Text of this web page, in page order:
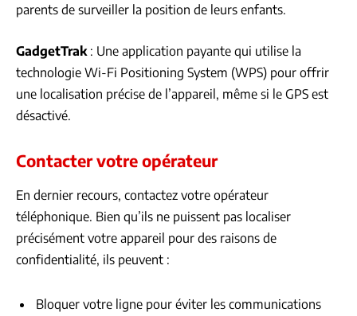
parents de surveiller la position de leurs enfants.
GadgetTrak: Une application payante qui utilise la
technologie Wi-Fi Positioning System (WPS) pour offrir
une localisation précise de l’appareil, même si le GPS est
désactivé.
Contacter votre opérateur
En dernier recours, contactez votre opérateur
téléphonique. Bien qu’ils ne puissent pas localiser
précisément votre appareil pour des raisons de
confidentialité, ils peuvent :
Bloquer votre ligne pour éviter les communications